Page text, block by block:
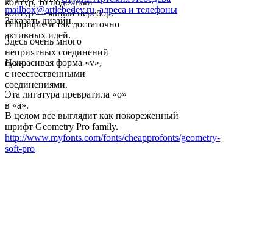
контур, то подобный
контур — явный перебор.
В шрифте и так достаточно
активных идей.
Здесь очень много
неприятных соединений
букв.
Некрасивая форма «v»,
с неестественными
соединениями.
Эта лигатура превратила «o»
в «a».
В целом все выглядит как покореженный
шрифт Geometry Pro family.
http://www.myfonts.com/fonts/cheapprofonts/geometry-
soft-pro
mailbox@artlebedev.ru, адреса и телефоны
Заказать дизайн...